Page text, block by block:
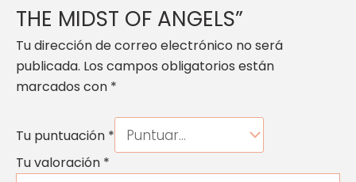
THE MIDST OF ANGELS”
Tu dirección de correo electrónico no será
publicada. Los campos obligatorios están
marcados con *
Tu puntuación *
Tu valoración *